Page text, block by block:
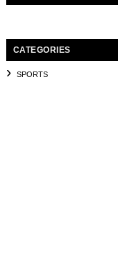
CATEGORIES
SPORTS